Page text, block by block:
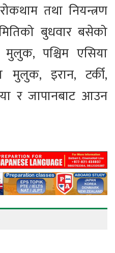
तथा नियन्त्रण
बुधवार बसेको
पश्चिम एसिया
मुलुक, इरान, टर्की,
र जापानबाट आउन